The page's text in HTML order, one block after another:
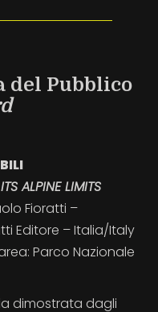
del Pubblico
ALPINE LIMITS
Fioratti –
Editore – Italia/Italy
Parco Nazionale
dimostrata dagli